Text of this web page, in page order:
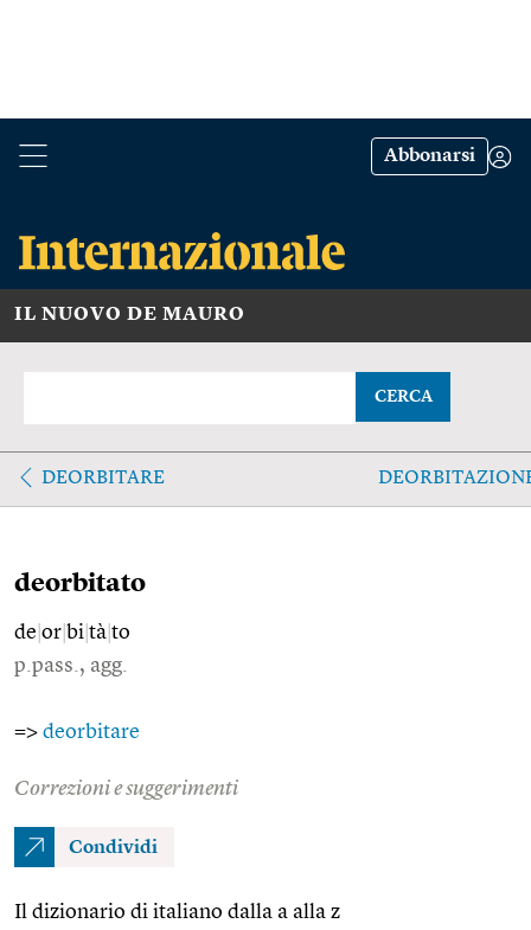
Abbonarsi
IL NUOVO DE MAURO
CERCA
DEORBITARE
deorbitato
de or bi tà to
p.pass., agg.
=> deorbitare
Correzioni e suggerimenti
Condividi
Il dizionario di italiano dalla a alla z